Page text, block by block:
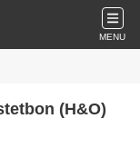
MENU
(H&O)